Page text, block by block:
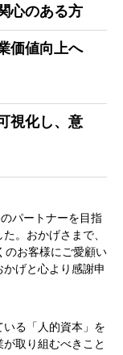
心のある方
価値向上へ
視化し、意
パートナーを目指
。おかげさまで、
のお客様にご愛顧い
げと心より感謝申
る「人的資本」を
取り組むべきこと